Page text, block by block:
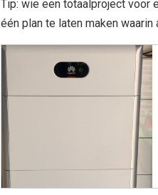
Tip: wie een totaalproject voor
één plan te laten maken